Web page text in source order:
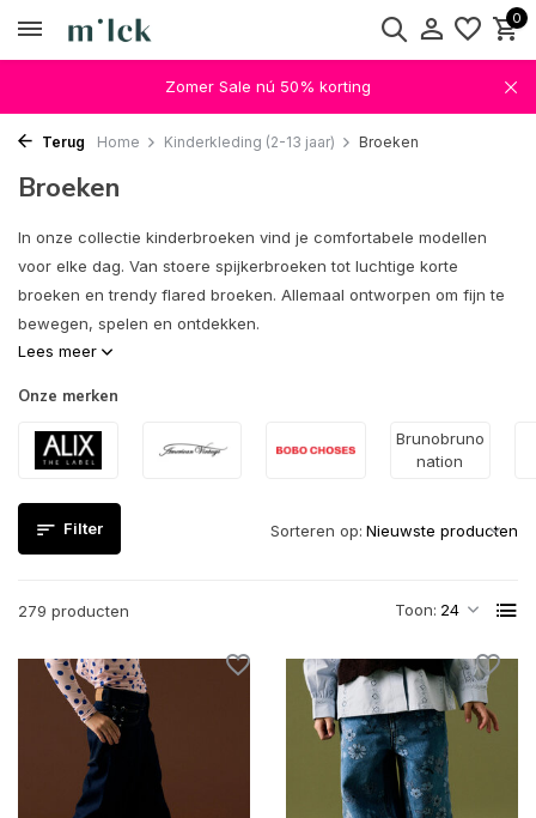
0
Zomer Sale nú 50% korting
Terug Home Kinderkleding (2-13 jaar) Broeken
Broeken
In onze collectie kinderbroeken vind je comfortabele modellen
voor elke dag. Van stoere spijkerbroeken tot luchtige korte
broeken en trendy flared broeken. Allemaal ontworpen om fijn te
bewegen, spelen en ontdekken.
Lees meer
Onze merken
Brunobruno
nation
Filter
279 producten Toon:
Sorteren op: